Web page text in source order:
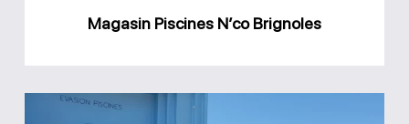
Magasin Piscines N’co Brignoles